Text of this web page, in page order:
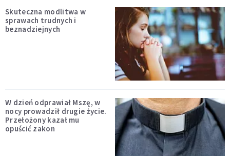
Skuteczna modlitwa w
sprawach trudnych i
beznadziejnych
W dzień odprawiał Mszę, w
nocy prowadził drugie życie.
Przełożony kazał mu
opuścić zakon